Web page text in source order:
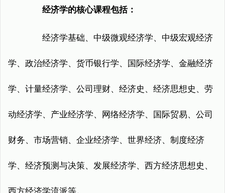
经济学的核心课程包括：
经济学基础、中级微观经济学、中级宏观经济
学、政治经济学、货币银行学、国际经济学、金融经济
学、计量经济学、公司理财、经济史、经济思想史、劳
动经济学、产业经济学、网络经济学、国际贸易、公司
财务、市场营销、企业经济学、世界经济、制度经济
学、经济预测与决策、发展经济学、西方经济思想史、